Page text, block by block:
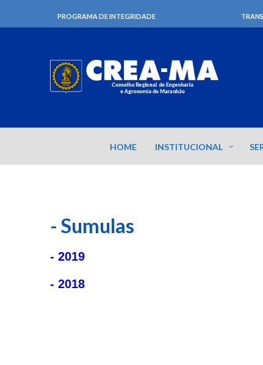
PROGRAMA DE INTEGRIDADE
HOME INSTITUCIONAL
- Sumulas
- 2019
- 2018